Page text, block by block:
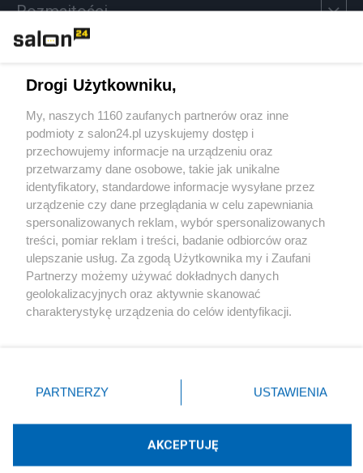
Rozmaitości
Sport
Społeczeństwo
Kultura
X Facebook Instagram Youtube
Technologię dostarcza:W3media.pl
Drogi Użytkowniku,
My, naszych 1160 zaufanych partnerów oraz inne
podmioty z salon24.pl uzyskujemy dostęp i
przechowujemy informacje na urządzeniu oraz
przetwarzamy dane osobowe, takie jak unikalne
identyfikatory, standardowe informacje wysyłane przez
urządzenie czy dane przeglądania w celu zapewniania
spersonalizowanych reklam, wybór spersonalizowanych
treści, pomiar reklam i treści, badanie odbiorców oraz
ulepszanie usług. Za zgodą Użytkownika my i Zaufani
Partnerzy możemy używać dokładnych danych
geolokalizacyjnych oraz aktywnie skanować
charakterystykę urządzenia do celów identyfikacji.
zmienić/wycofać klikając przycisk ustawień prywatności
znajdujący się w lewym dolnym rogu strony
rodzaje przetwarzania danych nie wymagają zgody
użytkownika, ale masz prawo sprzeciwić się takiemu
przetwarzaniu. Preferencje będą miały zastosowania tylko
PARTNERZY USTAWIENIA
AKCEPTUJĘ